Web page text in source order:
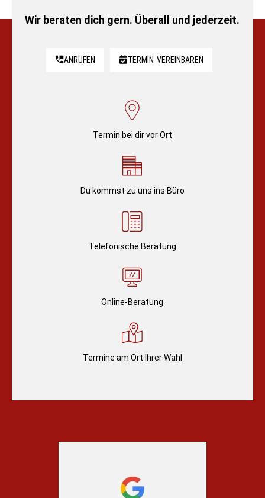
Wir beraten dich gern. Überall und jederzeit.
ANRUFEN TERMIN VEREINBAREN
Termin bei dir vor Ort
Du kommst zu uns ins Büro
Telefonische Beratung
Online-Beratung
Termine am Ort Ihrer Wahl